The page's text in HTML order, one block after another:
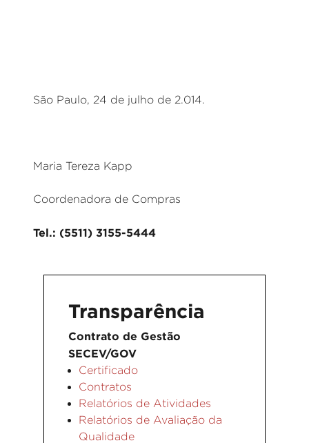
São Paulo, 24 de julho de 2.014.
Maria Tereza Kapp
Coordenadora de Compras
Tel.: (5511) 3155-5444
Transparência
Contrato de Gestão
SECEV/GOV
Certificado
Contratos
Relatórios de Atividades
Relatórios de Avaliação da
Qualidade